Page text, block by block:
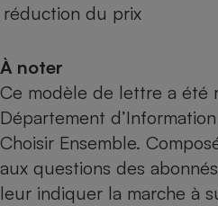
réduction du prix
À noter
Ce modèle de lettre a été
Département
Choisir Ensemble.
aux questions des
leur indiquer la marche à